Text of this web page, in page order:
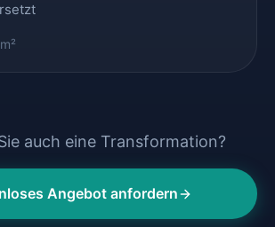
auch eine Transformation?
Angebot anfordern